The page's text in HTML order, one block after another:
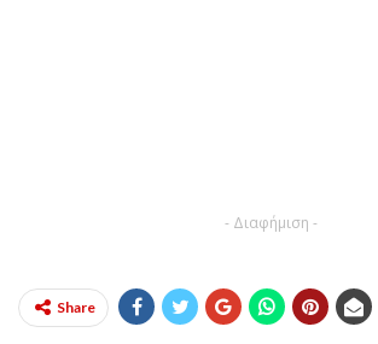
- Διαφήμιση -
Share